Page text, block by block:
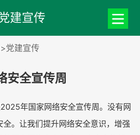
建宣传
党建宣传
安全宣传周
年国家网络安全宣传周。没有网
。让我们提升网络安全意识，增强